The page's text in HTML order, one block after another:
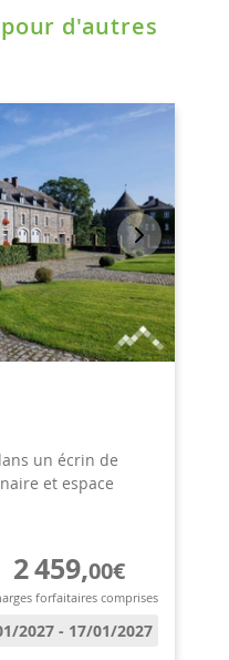
d'autres